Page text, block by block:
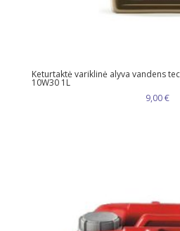
Keturtaktė variklinė alyva vandens
10W30 1L
9,00€